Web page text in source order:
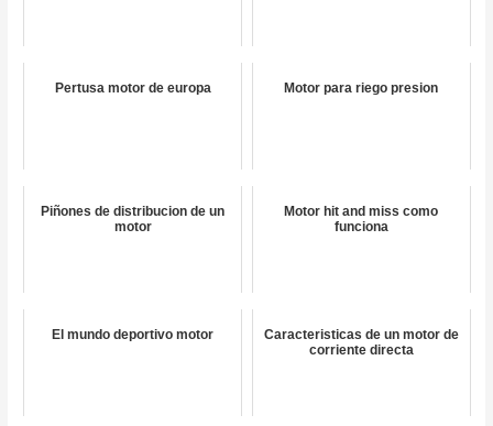
Pertusa motor de europa Motor para riego presion
Piñones de distribucion de un
motor
Motor hit and miss como
funciona
El mundo deportivo motor
Caracteristicas de un motor de
corriente directa